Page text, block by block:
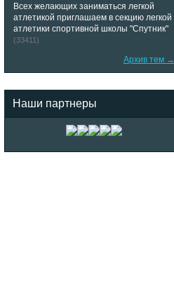
Всех желающих заниматься легкой
атлетикой приглашаем в секцию легкой
атлетики спортивной школы "Спутник"
(33411)
Архив тем →
Наши партнеры